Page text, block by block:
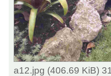
a12.jpg (406.69 KiB)